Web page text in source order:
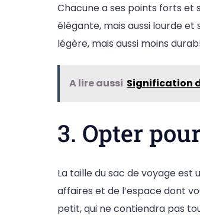
Chacune a ses points forts et
élégante, mais aussi lourde
légère, mais aussi moins
A lire aussi Signification
3. Opter
La taille du sac de voyage est
affaires et de l’espace dont
petit, qui ne contiendra pas